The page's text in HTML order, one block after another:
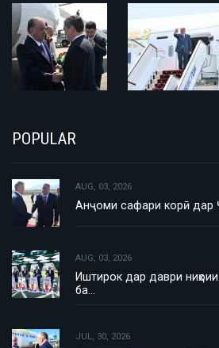
POPULAR
AUG, 03, 2026
Анҷоми сафари корӣ дар
AUG, 03, 2026
Иштирок дар даври
ба…
JUL, 30, 2026